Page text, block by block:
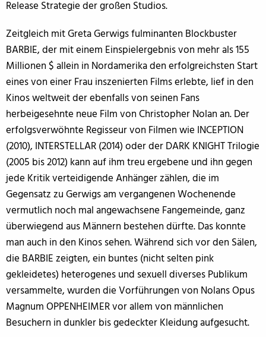
Release Strategie der großen Studios.
Zeitgleich mit Greta Gerwigs fulminanten Blockbuster
BARBIE, der mit einem Einspielergebnis von mehr als 155
Millionen $ allein in Nordamerika den erfolgreichsten Start
eines von einer Frau inszenierten Films erlebte, lief in den
Kinos weltweit der ebenfalls von seinen Fans
herbeigesehnte neue Film von Christopher Nolan an. Der
erfolgsverwöhnte Regisseur von Filmen wie INCEPTION
(2010), INTERSTELLAR (2014) oder der DARK KNIGHT Trilogie
(2005 bis 2012) kann auf ihm treu ergebene und ihn gegen
jede Kritik verteidigende Anhänger zählen, die im
Gegensatz zu Gerwigs am vergangenen Wochenende
vermutlich noch mal angewachsene Fangemeinde, ganz
überwiegend aus Männern bestehen dürfte. Das konnte
man auch in den Kinos sehen. Während sich vor den Sälen,
die BARBIE zeigten, ein buntes (nicht selten pink
gekleidetes) heterogenes und sexuell diverses Publikum
versammelte, wurden die Vorführungen von Nolans Opus
Magnum OPPENHEIMER vor allem von männlichen
Besuchern in dunkler bis gedeckter Kleidung aufgesucht.